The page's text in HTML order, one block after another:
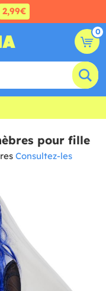
2,99€
0
pour fille
Consultez-les